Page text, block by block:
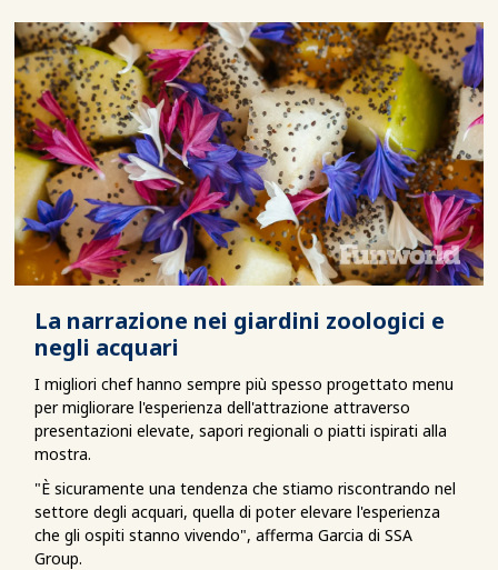
La narrazione nei giardini zoologici e
negli acquari
I migliori chef hanno sempre più spesso progettato menu
per migliorare l'esperienza dell'attrazione attraverso
presentazioni elevate, sapori regionali o piatti ispirati alla
mostra.
"È sicuramente una tendenza che stiamo riscontrando nel
settore degli acquari, quella di poter elevare l'esperienza
che gli ospiti stanno vivendo", afferma Garcia di SSA
Group.